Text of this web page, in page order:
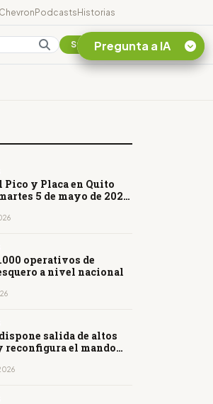
PodcastsHistorias
Suscribirse
Pico y Placa en Quito
5 de mayo de 2026:
operativos de
a nivel nacional
salida de altos
reconfigura el mando
Pregunta a IA
¿En que consiste la